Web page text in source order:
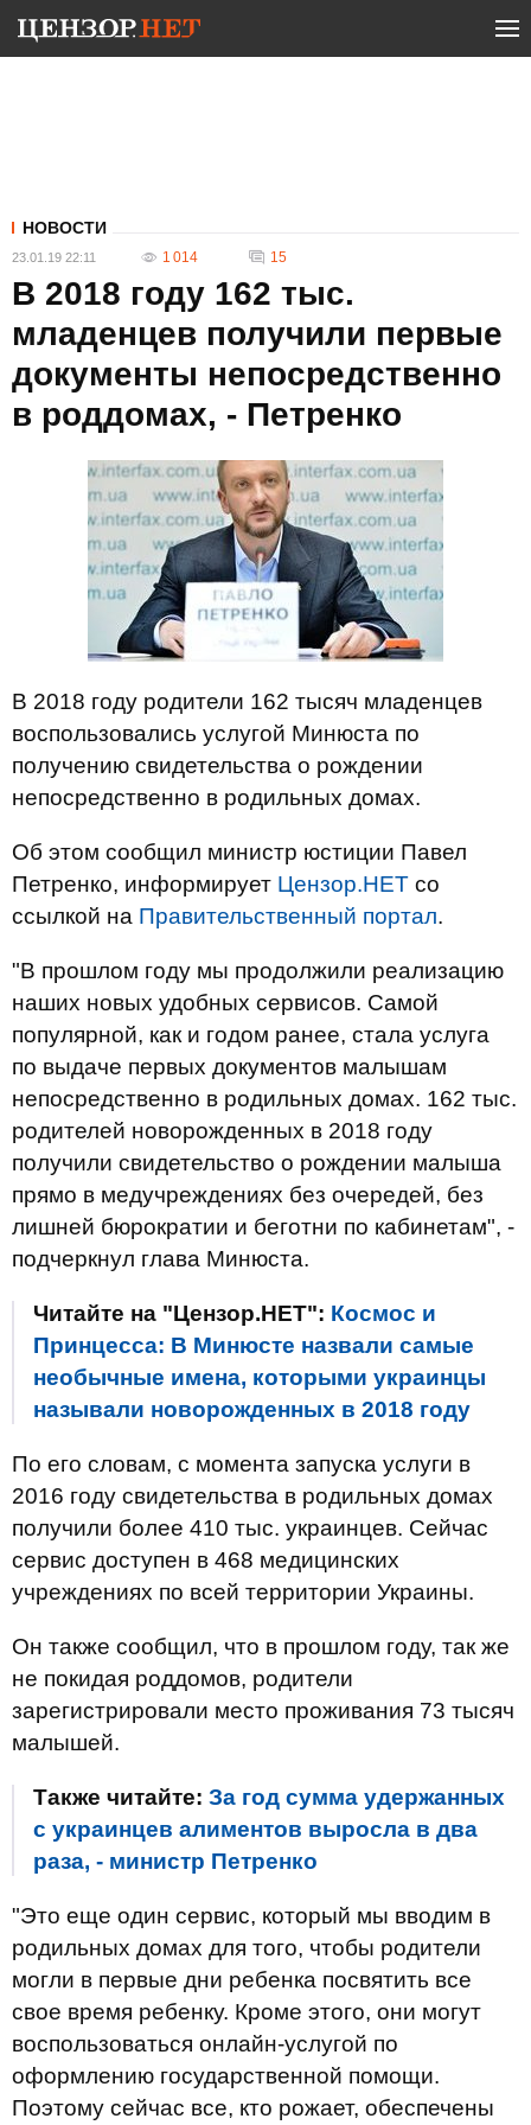
НОВОСТИ
23.01.19 22:11 1 014 15
В 2018 году 162 тыс.
младенцев получили первые
документы непосредственно
в роддомах, - Петренко
В 2018 году родители 162 тысяч младенцев
воспользовались услугой Минюста по
получению свидетельства о рождении
непосредственно в родильных домах.
Об этом сообщил министр юстиции Павел
Петренко, информирует Цензор.НЕТ со
ссылкой на Правительственный портал.
"В прошлом году мы продолжили реализацию
наших новых удобных сервисов. Самой
популярной, как и годом ранее, стала услуга
по выдаче первых документов малышам
непосредственно в родильных домах. 162 тыс.
родителей новорожденных в 2018 году
получили свидетельство о рождении малыша
прямо в медучреждениях без очередей, без
лишней бюрократии и беготни по кабинетам", -
подчеркнул глава Минюста.
Читайте на "Цензор.НЕТ": Космос и
Принцесса: В Минюсте назвали самые
необычные имена, которыми украинцы
называли новорожденных в 2018 году
По его словам, с момента запуска услуги в
2016 году свидетельства в родильных домах
получили более 410 тыс. украинцев. Сейчас
сервис доступен в 468 медицинских
учреждениях по всей территории Украины.
Он также сообщил, что в прошлом году, так же
не покидая роддомов, родители
зарегистрировали место проживания 73 тысяч
малышей.
Также читайте: За год сумма удержанных
с украинцев алиментов выросла в два
раза, - министр Петренко
"Это еще один сервис, который мы вводим в
родильных домах для того, чтобы родители
могли в первые дни ребенка посвятить все
свое время ребенку. Кроме этого, они могут
воспользоваться онлайн-услугой по
оформлению государственной помощи.
Поэтому сейчас все, кто рожает, обеспечены